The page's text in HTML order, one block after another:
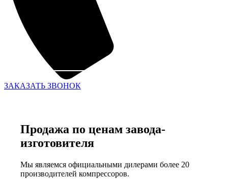
ЗАКАЗАТЬ ЗВОНОК
Продажа по ценам завода-
изготовителя
Мы являемся официальными дилерами более 20
производителей компрессоров.